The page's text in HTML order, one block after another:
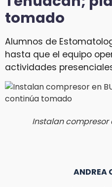
tomado
Alumnos de
hasta que el equipo
actividades
Instalan compresor
ANDREA